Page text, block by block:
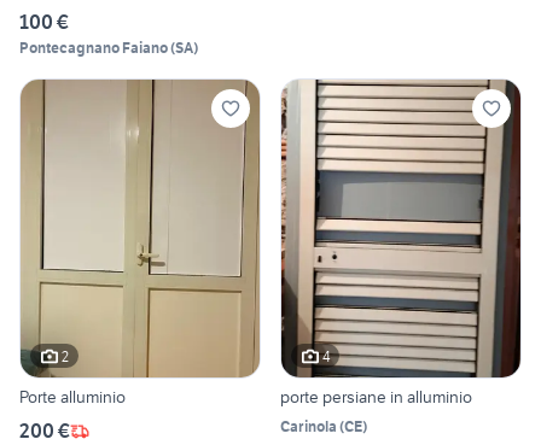
100 €
Pontecagnano Faiano(SA)
2
Porte alluminio
200 €
4
porte persiane in alluminio
Carinola (CE)